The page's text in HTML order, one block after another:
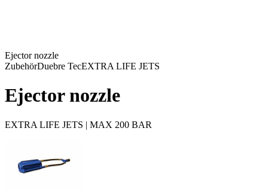
Ejector nozzle
ZubehörDuebre TecEXTRA LIFE JETS
Ejector nozzle
EXTRA LIFE JETS | MAX 200 BAR